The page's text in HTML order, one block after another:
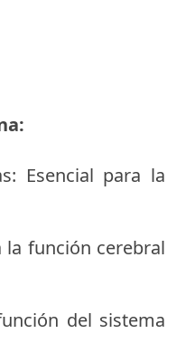
Esencial para la
la función cerebral
del sistema